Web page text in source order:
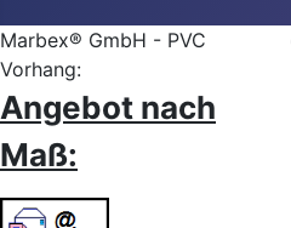
Marbex® GmbH - PVC
Vorhang:
Angebot nach
Maß: